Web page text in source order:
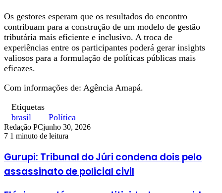
Os gestores esperam que os resultados do encontro
contribuam para a construção de um modelo de gestão
tributária mais eficiente e inclusivo. A troca de
experiências entre os participantes poderá gerar insights
valiosos para a formulação de políticas públicas mais
eficazes.
Com informações de: Agência Amapá.
Etiquetas
brasil
Política
Redação PCjunho 30, 2026
7 1 minuto de leitura
Gurupi: Tribunal do Júri condena dois pelo
assassinato de policial civil